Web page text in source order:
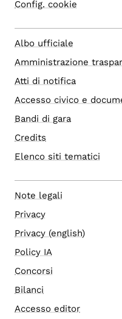
Config. cookie
Albo ufficiale
Amministrazione
Atti di notifica
Accesso civico e
Bandi di gara
Credits
Elenco siti tematici
Note legali
Privacy
Privacy (english)
Policy IA
Concorsi
Bilanci
Accesso editor